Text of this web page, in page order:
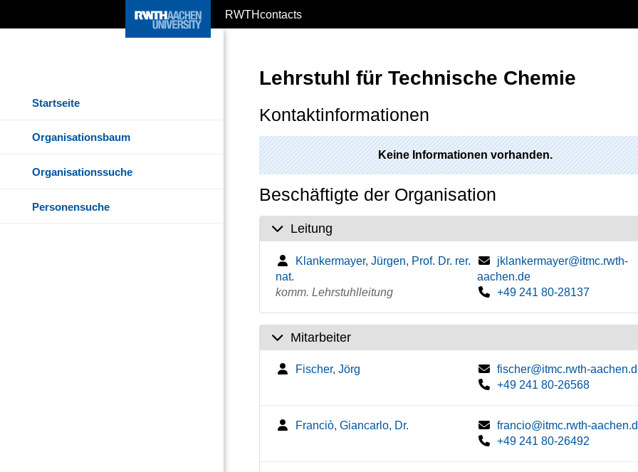
RWTHcontacts
Startseite
Organisationsbaum
Organisationssuche
Personensuche
Lehrstuhl für Technische Chemie
Kontaktinformationen
Keine Informationen vorhanden.
Beschäftigte der Organisation
Leitung
Klankermayer, Jürgen, Prof. Dr. rer.
nat.
komm. Lehrstuhlleitung
jklankermayer@itmc.rwth-
aachen.de
+49 241 80-28137
Mitarbeiter
Fischer, Jörg
fischer@itmc.rwth-
+49 241 80-26568
Franciò, Giancarlo, Dr.
francio@itmc.rwth-
+49 241 80-26492